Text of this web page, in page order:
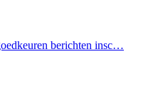
berichten insc…